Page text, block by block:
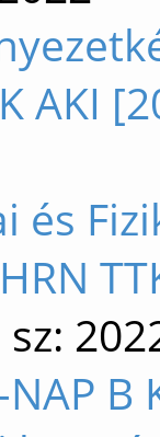
AKI
és
sz:
NAP